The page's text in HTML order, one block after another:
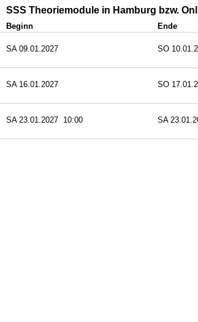
SSS Theoriemodule in Hamburg bzw.
Beginn Ende
SA 09.01.2027 SO
SA 16.01.2027 SO
SA 23.01.2027 10:00 SA